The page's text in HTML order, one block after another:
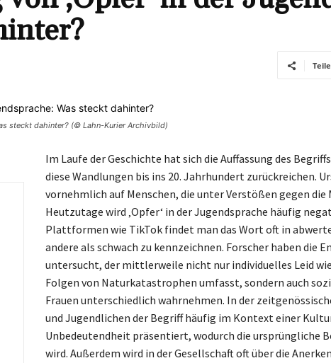
steckt dahinter? (© Lahn-Kurier Archivbild)
Im Laufe der Geschichte hat sich die Auffassung des
diese Wandlungen bis ins 20. Jahrhundert zurückreichen.
vornehmlich auf Menschen, die unter Verstößen gegen
Heutzutage wird ‚Opfer‘ in der Jugendsprache häufig
Plattformen wie TikTok findet man das Wort oft in
andere als schwach zu kennzeichnen. Forscher haben die
untersucht, der mittlerweile nicht nur individuelles Leid
Folgen von Naturkatastrophen umfasst, sondern auch
Frauen unterschiedlich wahrnehmen. In der
und Jugendlichen der Begriff häufig im Kontext einer
Unbedeutendheit präsentiert, wodurch die ursprüngliche
wird. Außerdem wird in der Gesellschaft oft über die